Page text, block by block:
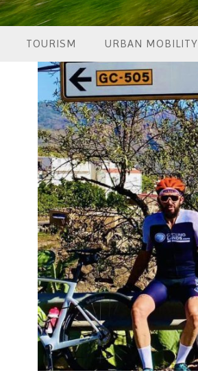
TOURISM URBAN MOBILITY